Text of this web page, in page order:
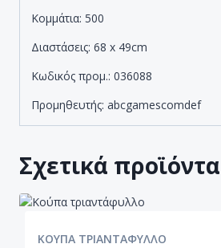
ποσότητα
Κομμάτια: 500
Διαστάσεις: 68 x 49cm
Κωδικός προμ.: 036088
Προμηθευτής: abcgamescomdef
Σχετικά προϊόντα
ΚΟΥΠΑ ΤΡΙΑΝΤΑΦΥΛΛΟ